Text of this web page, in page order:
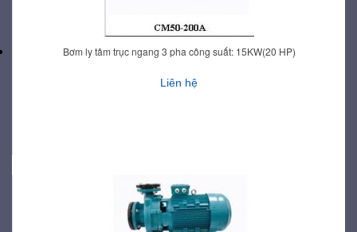
Bơm ly tâm trục ngang 3 pha công suất: 15KW(20 HP)
Liên hệ